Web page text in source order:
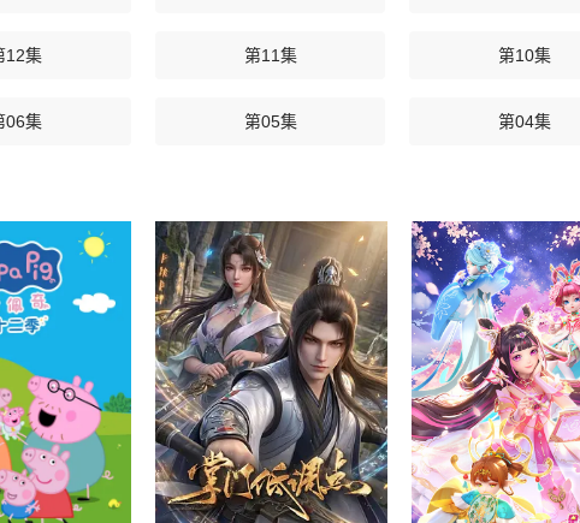
12集 第11集 第10集
06集 第05集 第04集